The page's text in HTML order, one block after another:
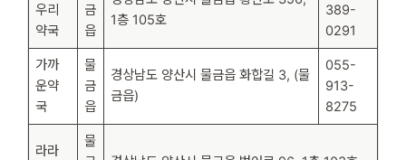
우리
약국
금
읍
1층 105호
389-
0291
가까
운약
국
물
금
읍
경상남도 양산시 물금읍 화합길 3, (물
금읍)
055-
913-
8275
라라
물